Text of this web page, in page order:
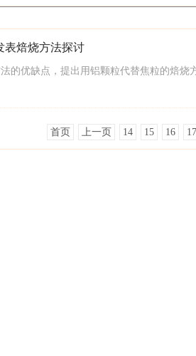
表焙烧方法探讨
优缺点，提出用铝颗粒代替焦粒的焙烧
首页 上一页 14 15 16 17